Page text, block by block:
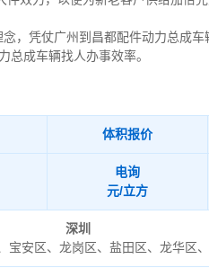
，凭仗广州到昌都配件动力总成
总成车辆找人办事效率。
体积报价
电询
元/立方
深圳
宝安区、龙岗区、盐田区、龙华区